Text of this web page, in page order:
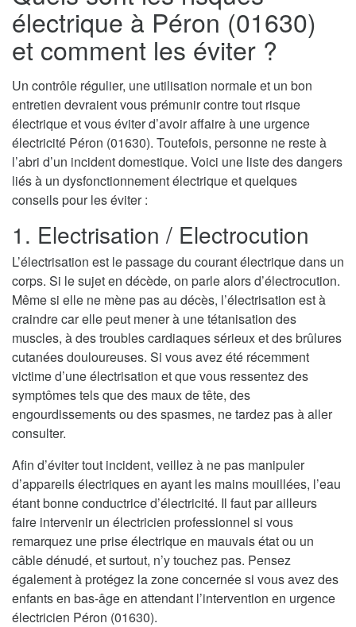
électrique à Péron (01630)
et comment les éviter ?
Un contrôle régulier, une utilisation normale et un bon
entretien devraient vous prémunir contre tout risque
électrique et vous éviter d’avoir affaire à une urgence
électricité Péron (01630). Toutefois, personne ne reste à
l’abri d’un incident domestique. Voici une liste des dangers
liés à un dysfonctionnement électrique et quelques
conseils pour les éviter :
1. Electrisation / Electrocution
L’électrisation est le passage du courant électrique dans un
corps. Si le sujet en décède, on parle alors d’électrocution.
Même si elle ne mène pas au décès, l’électrisation est à
craindre car elle peut mener à une tétanisation des
muscles, à des troubles cardiaques sérieux et des brûlures
cutanées douloureuses. Si vous avez été récemment
victime d’une électrisation et que vous ressentez des
symptômes tels que des maux de tête, des
engourdissements ou des spasmes, ne tardez pas à aller
consulter.
Afin d’éviter tout incident, veillez à ne pas manipuler
d’appareils électriques en ayant les mains mouillées, l’eau
étant bonne conductrice d’électricité. Il faut par ailleurs
faire intervenir un électricien professionnel si vous
remarquez une prise électrique en mauvais état ou un
câble dénudé, et surtout, n’y touchez pas. Pensez
également à protégez la zone concernée si vous avez des
enfants en bas-âge en attendant l’intervention en urgence
électricien Péron (01630).